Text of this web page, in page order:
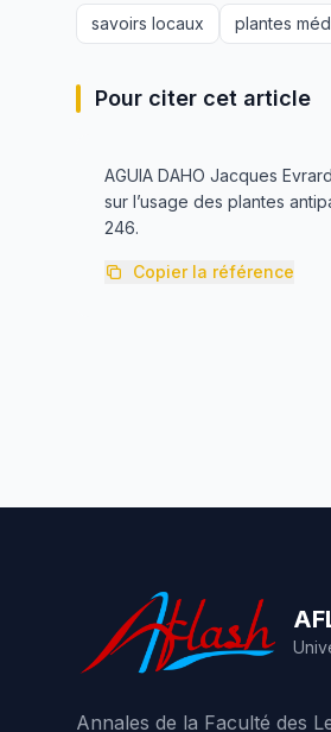
savoirs locaux plantes
Pour citer cet article
AGUIA DAHO Jacques
sur l’usage des plantes
246.
Copier la référence
Annales de la Faculté des